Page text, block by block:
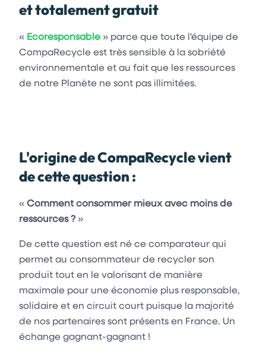
et totalement gratuit
« Ecoresponsable » parce que toute l'équipe de
CompaRecycle est très sensible à la sobriété
environnementale et au fait que les ressources
de notre Planète ne sont pas illimitées.
L'origine de CompaRecycle vient
de cette question :
«Comment consommer mieux avec moins de
ressources ? »
De cette question est né ce comparateur qui
permet au consommateur de recycler son
produit tout en le valorisant de manière
maximale pour une économie plus responsable,
solidaire et en circuit court puisque la majorité
de nos partenaires sont présents en France. Un
échange gagnant-gagnant !